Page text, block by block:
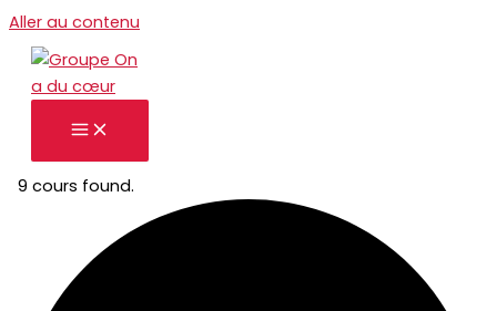
Aller au contenu
9 cours found.